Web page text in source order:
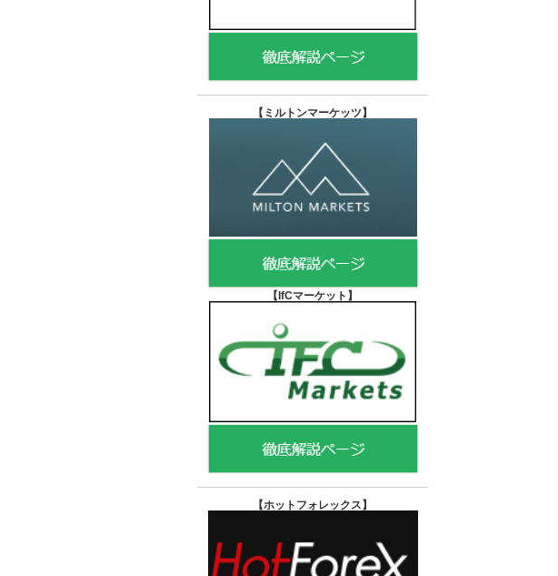
【 ミルトンマーケッツ】
【IfCマーケット 】
【ホットフォレックス 】